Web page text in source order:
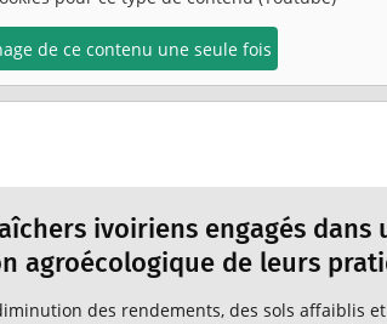
de ce contenu une seule fois
ivoiriens engagés dans
agroécologique de leurs
des rendements, des sols affaiblis